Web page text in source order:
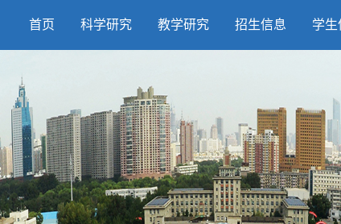
首页 科学研究 教学研究 招生信息 学生